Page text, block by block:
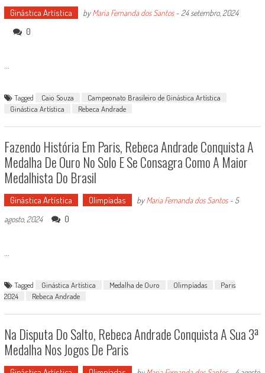
Ginástica Artística byMaria Fernanda dos Santos- 24 setembro, 2024
0
...
Tagged Caio Souza
Campeonato Brasileiro de Ginástica Artística
Ginástica Artística
Rebeca Andrade
Fazendo História Em Paris, Rebeca Andrade Conquista A
Medalha De Ouro No Solo E Se Consagra Como A Maior
Medalhista Do Brasil
Ginástica Artística Olimpíadas byMaria Fernanda dos Santos- 5
agosto, 2024
0
...
Tagged Ginástica Artística Medalha de Ouro Olimpíadas
Paris
2024
Rebeca Andrade
Na Disputa Do Salto, Rebeca Andrade Conquista A Sua 3ª
Medalha Nos Jogos De Paris